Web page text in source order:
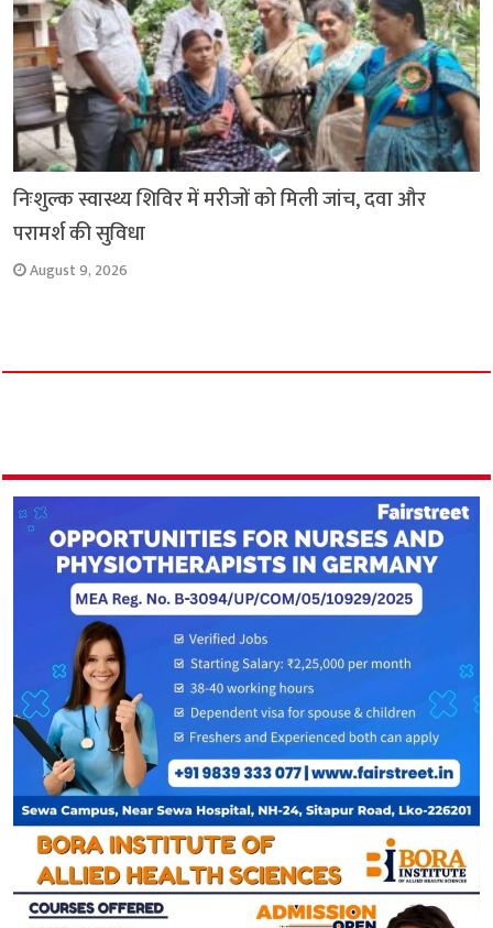
निःशुल्क स्वास्थ्य शिविर में मरीजों को मिली जांच, दवा और
परामर्श की सुविधा
August 9, 2026